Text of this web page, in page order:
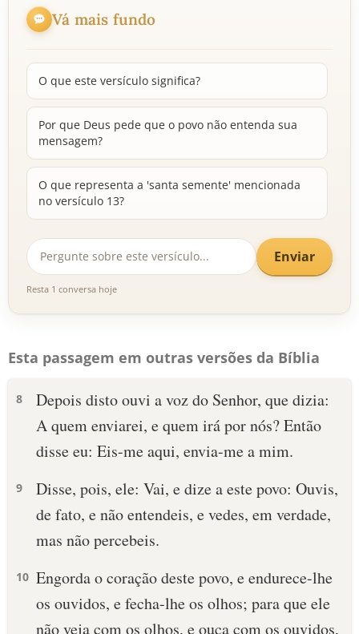
Vá mais fundo
O que este versículo significa?
Por que Deus pede que o povo não entenda sua
mensagem?
O que representa a 'santa semente' mencionada
no versículo 13?
Enviar
Resta 1 conversa hoje
Esta passagem em outras versões da Bíblia
8
Depois disto ouvi a voz do Senhor, que dizia:
A quem enviarei, e quem irá por nós? Então
disse eu: Eis-me aqui, envia-me a mim.
9
Disse, pois, ele: Vai, e dize a este povo: Ouvis,
de fato, e não entendeis, e vedes, em verdade,
mas não percebeis.
10 Engorda o coração deste povo, e endurece-lhe
os ouvidos, e fecha-lhe os olhos; para que ele
não veja com os olhos, e ouça com os ouvidos,